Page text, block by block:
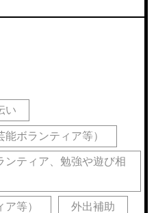
い
ボランティア等）
ンティア、勉強や遊び相
等） 外出補助